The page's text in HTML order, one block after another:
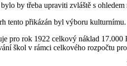
by třeba upraviti zvláště s
tento přikázán byl výboru kulturnímu.
pro rok 1922 celkový náklad
škol v rámci celkového rozpočtu